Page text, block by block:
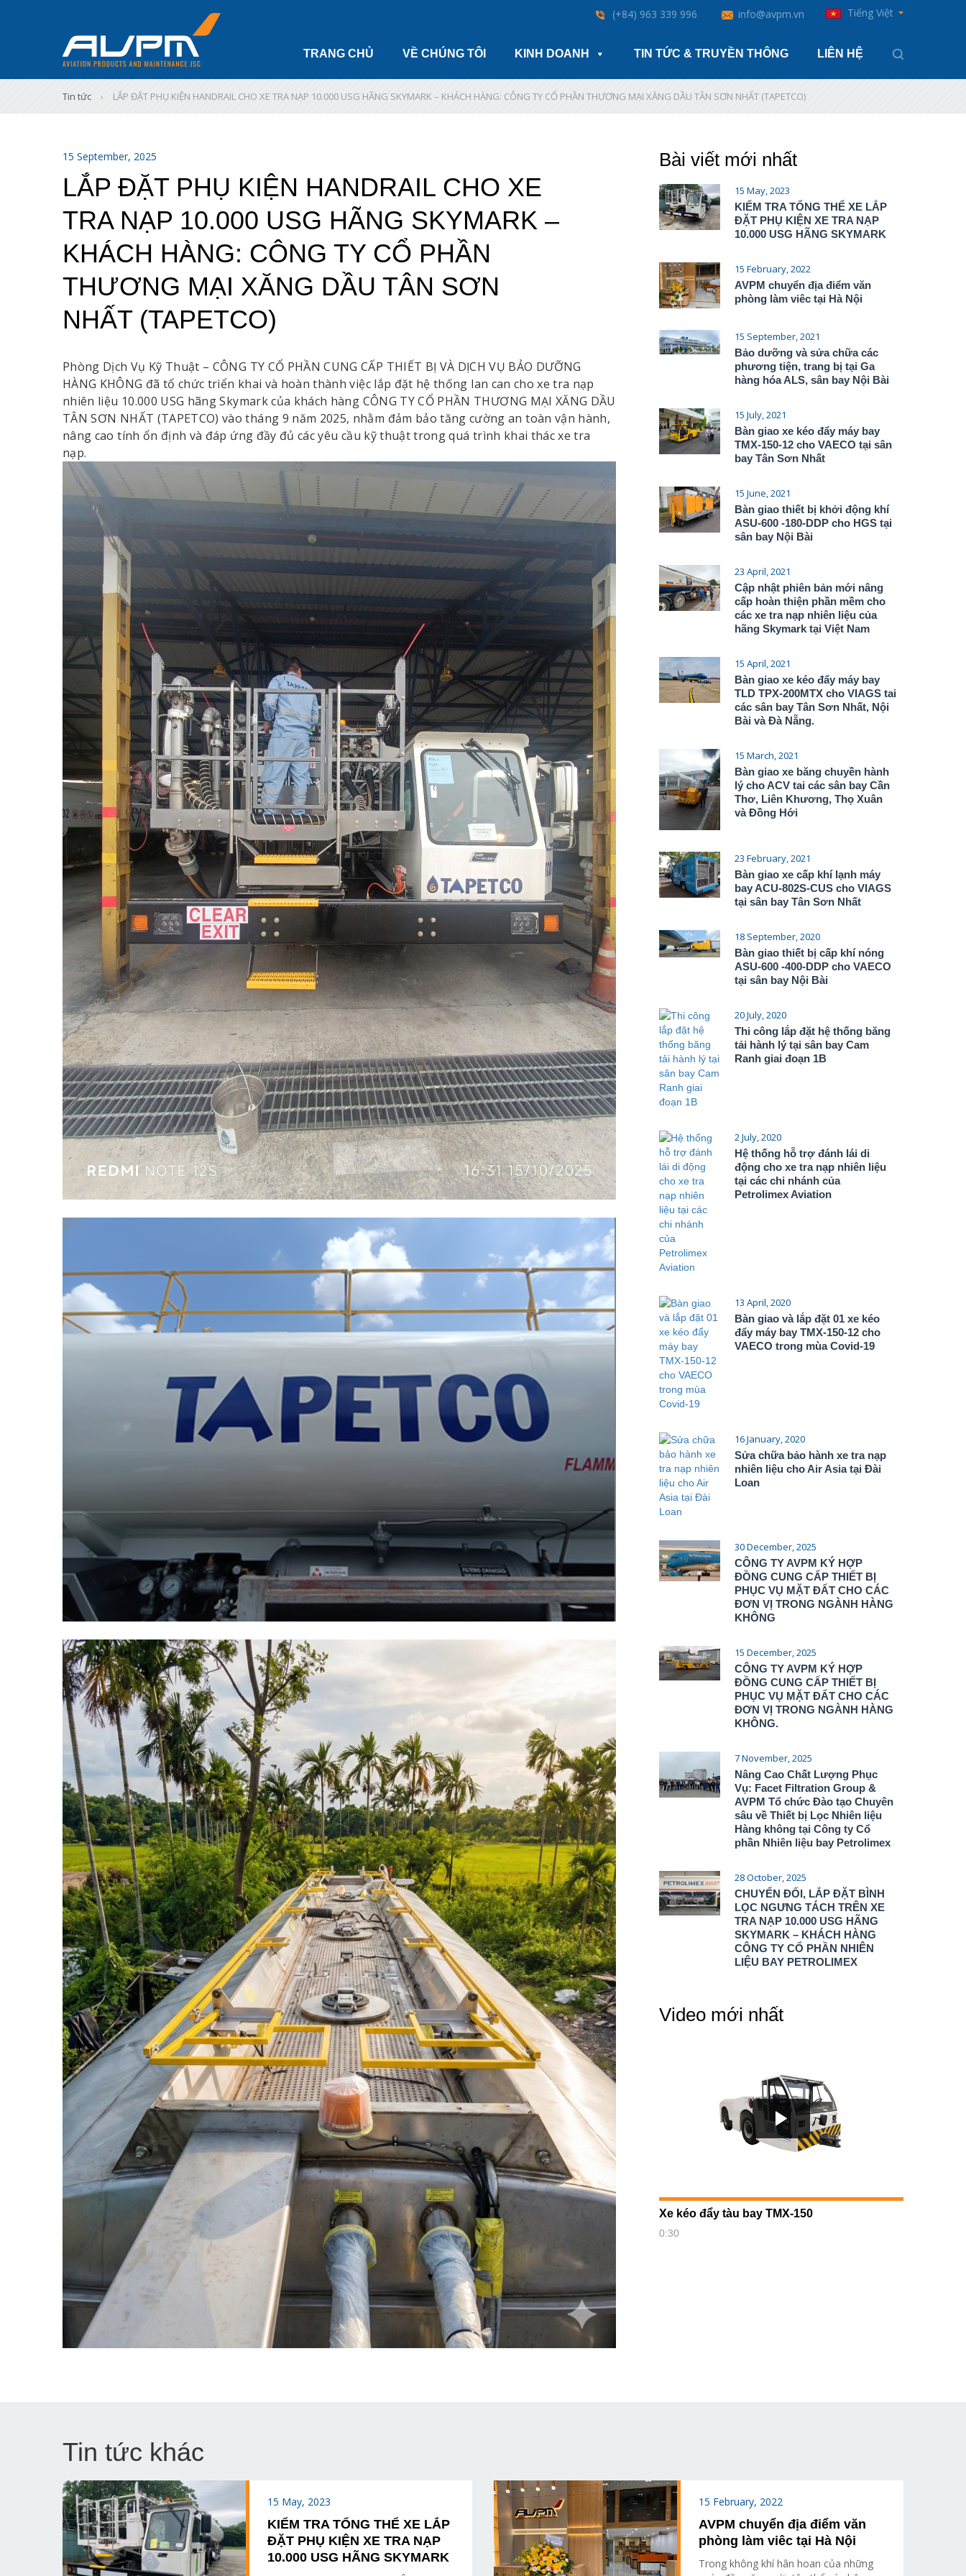
Tiếng Việt
(+84) 963 339 996 info@avpm.vn
TRANG CHỦ VỀ CHÚNG TÔI KINH DOANH TIN TỨC & TRUYỀN THÔNG LIÊN HỆ
Tin tức LẮP ĐẶT PHỤ KIỆN HANDRAIL CHO XE TRA NẠP 10.000 USG HÃNG SKYMARK – KHÁCH HÀNG: CÔNG TY CỔ PHẦN THƯƠNG MẠI XĂNG DẦU TÂN SƠN NHẤT (TAPETCO)
15 September, 2025
LẮP ĐẶT PHỤ KIỆN HANDRAIL CHO XE
TRA NẠP 10.000 USG HÃNG SKYMARK –
KHÁCH HÀNG: CÔNG TY CỔ PHẦN
THƯƠNG MẠI XĂNG DẦU TÂN SƠN
NHẤT (TAPETCO)
Phòng Dịch Vụ Kỹ Thuật – CÔNG TY CỔ PHẦN CUNG CẤP THIẾT BỊ VÀ DỊCH VỤ BẢO DƯỠNG
HÀNG KHÔNG đã tổ chức triển khai và hoàn thành việc lắp đặt hệ thống lan can cho xe tra nạp
nhiên liệu 10.000 USG hãng Skymark của khách hàng CÔNG TY CỔ PHẦN THƯƠNG MẠI XĂNG DẦU
TÂN SƠN NHẤT (TAPETCO) vào tháng 9 năm 2025, nhằm đảm bảo tăng cường an toàn vận hành,
nâng cao tính ổn định và đáp ứng đầy đủ các yêu cầu kỹ thuật trong quá trình khai thác xe tra
nạp.
Bài viết mới nhất
15 May, 2023
KIỂM TRA TỔNG THỂ XE LẮP
ĐẶT PHỤ KIỆN XE TRA NẠP
10.000 USG HÃNG SKYMARK
15 February, 2022
AVPM chuyển địa điểm văn
phòng làm viêc tại Hà Nội
15 September, 2021
Bảo dưỡng và sửa chữa các
phương tiện, trang bị tại Ga
hàng hóa ALS, sân bay Nội Bài
15 July, 2021
Bàn giao xe kéo đẩy máy bay
TMX-150-12 cho VAECO tại sân
bay Tân Sơn Nhất
15 June, 2021
Bàn giao thiết bị khởi động khí
ASU-600 -180-DDP cho HGS tại
sân bay Nội Bài
23 April, 2021
Cập nhật phiên bản mới nâng
cấp hoàn thiện phần mềm cho
các xe tra nạp nhiên liệu của
hãng Skymark tại Việt Nam
15 April, 2021
Bàn giao xe kéo đẩy máy bay
TLD TPX-200MTX cho VIAGS tai
các sân bay Tân Sơn Nhất, Nội
Bài và Đà Nẵng.
15 March, 2021
Bàn giao xe băng chuyền hành
lý cho ACV tai các sân bay Cần
Thơ, Liên Khương, Thọ Xuân
và Đồng Hới
23 February, 2021
Bàn giao xe cấp khí lạnh máy
bay ACU-802S-CUS cho VIAGS
tại sân bay Tân Sơn Nhất
18 September, 2020
Bàn giao thiết bị cấp khí nóng
ASU-600 -400-DDP cho VAECO
tại sân bay Nội Bài
20 July, 2020
Thi công lắp đặt hệ thống băng
tải hành lý tại sân bay Cam
Ranh giai đoạn 1B
2 July, 2020
Hệ thống hỗ trợ đánh lái di
động cho xe tra nạp nhiên liệu
tại các chi nhánh của
Petrolimex Aviation
13 April, 2020
Bàn giao và lắp đặt 01 xe kéo
đẩy máy bay TMX-150-12 cho
VAECO trong mùa Covid-19
16 January, 2020
Sửa chữa bảo hành xe tra nạp
nhiên liệu cho Air Asia tại Đài
Loan
30 December, 2025
CÔNG TY AVPM KÝ HỢP
ĐỒNG CUNG CẤP THIẾT BỊ
PHỤC VỤ MẶT ĐẤT CHO CÁC
ĐƠN VỊ TRONG NGÀNH HÀNG
KHÔNG
15 December, 2025
CÔNG TY AVPM KÝ HỢP
ĐỒNG CUNG CẤP THIẾT BỊ
PHỤC VỤ MẶT ĐẤT CHO CÁC
ĐƠN VỊ TRONG NGÀNH HÀNG
KHÔNG.
7 November, 2025
Nâng Cao Chất Lượng Phục
Vụ: Facet Filtration Group &
AVPM Tổ chức Đào tạo Chuyên
sâu về Thiết bị Lọc Nhiên liệu
Hàng không tại Công ty Cổ
phần Nhiên liệu bay Petrolimex
28 October, 2025
CHUYỂN ĐỐI, LẮP ĐẶT BÌNH
LỌC NGƯNG TÁCH TRÊN XE
TRA NẠP 10.000 USG HÃNG
SKYMARK – KHÁCH HÀNG
CÔNG TY CỔ PHẦN NHIÊN
LIỆU BAY PETROLIMEX
Video mới nhất
Xe kéo đẩy tàu bay TMX-150
0:30
Tin tức khác
15 May, 2023
KIỂM TRA TỔNG THỂ XE LẮP
ĐẶT PHỤ KIỆN XE TRA NẠP
10.000 USG HÃNG SKYMARK
15 February, 2022
AVPM chuyển địa điểm văn
phòng làm viêc tại Hà Nội
Trong không khí hân hoan của những